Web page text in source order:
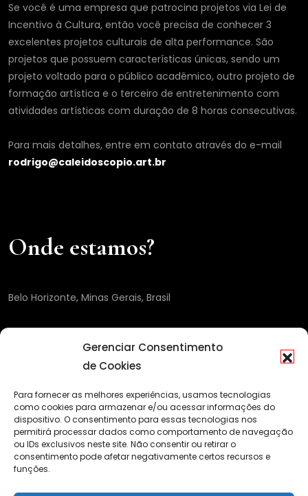
Gerenciar Consentimento
de Cookies
Para fornecer as melhores experiências, usamos tecnologias
como cookies para armazenar e/ou acessar informações do
dispositivo. O consentimento para essas tecnologias nos
permitirá processar dados como comportamento de navegação
ou IDs exclusivos neste site. Não consentir ou retirar o
consentimento pode afetar negativamente certos recursos e
funções.
Se você é uma empresa que patrocina projetos via Lei de
Incentivo à Cultura, então você precisa de conhecer 3
excelentes projetos culturais de alta performance. São
projetos que possuem características únicas, sendo um
projeto voltado para o público acadêmico, outro projeto de
formação artística e o terceiro de entretenimento com
atividades artísticas com duração de 8 horas consecutivas.
Para mais detalhes, entre em contato através do e-mail
rodrigo@caleidoscopio.art.br
Onde estamos?
Belo Horizonte, Minas Gerais, Brasil